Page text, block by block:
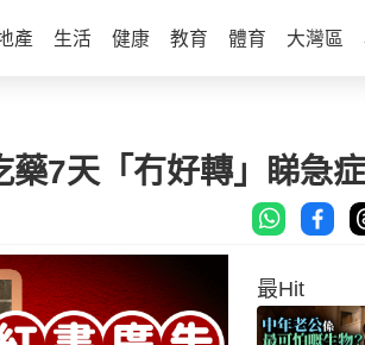
產 生活 健康 教育 體育 大灣區
7天「冇好轉」睇急症
最Hit